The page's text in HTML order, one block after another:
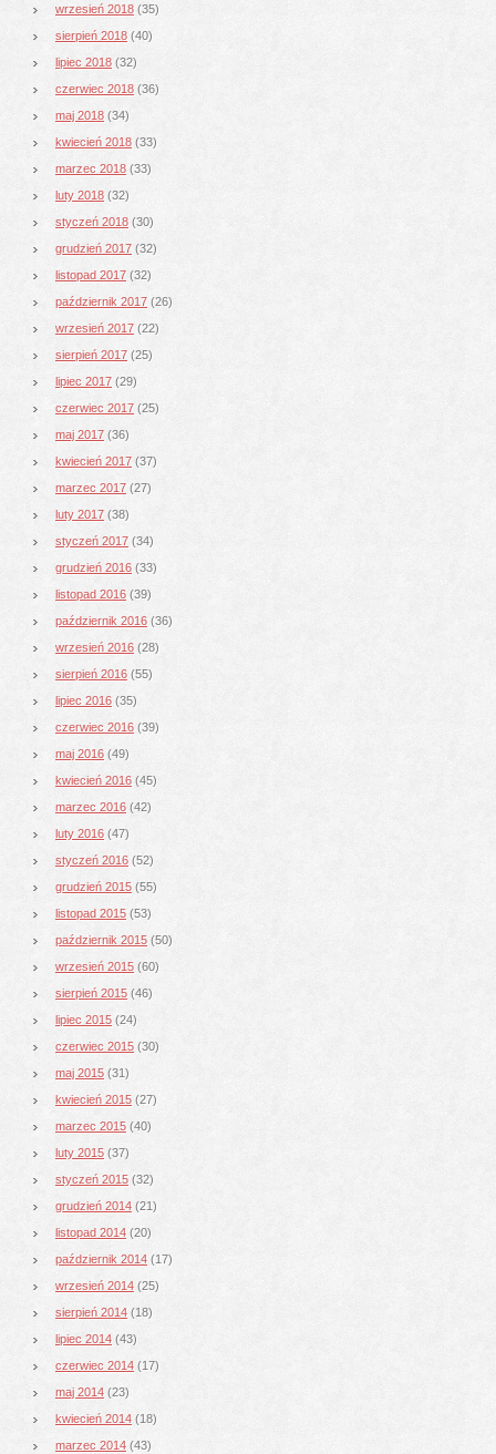
wrzesień 2018 (35)
sierpień 2018 (40)
lipiec 2018 (32)
czerwiec 2018 (36)
maj 2018 (34)
kwiecień 2018 (33)
marzec 2018 (33)
luty 2018 (32)
styczeń 2018 (30)
grudzień 2017 (32)
listopad 2017 (32)
październik 2017 (26)
wrzesień 2017 (22)
sierpień 2017 (25)
lipiec 2017 (29)
czerwiec 2017 (25)
maj 2017 (36)
kwiecień 2017 (37)
marzec 2017 (27)
luty 2017 (38)
styczeń 2017 (34)
grudzień 2016 (33)
listopad 2016 (39)
październik 2016 (36)
wrzesień 2016 (28)
sierpień 2016 (55)
lipiec 2016 (35)
czerwiec 2016 (39)
maj 2016 (49)
kwiecień 2016 (45)
marzec 2016 (42)
luty 2016 (47)
styczeń 2016 (52)
grudzień 2015 (55)
listopad 2015 (53)
październik 2015 (50)
wrzesień 2015 (60)
sierpień 2015 (46)
lipiec 2015 (24)
czerwiec 2015 (30)
maj 2015 (31)
kwiecień 2015 (27)
marzec 2015 (40)
luty 2015 (37)
styczeń 2015 (32)
grudzień 2014 (21)
listopad 2014 (20)
październik 2014 (17)
wrzesień 2014 (25)
sierpień 2014 (18)
lipiec 2014 (43)
czerwiec 2014 (17)
maj 2014 (23)
kwiecień 2014 (18)
marzec 2014 (43)